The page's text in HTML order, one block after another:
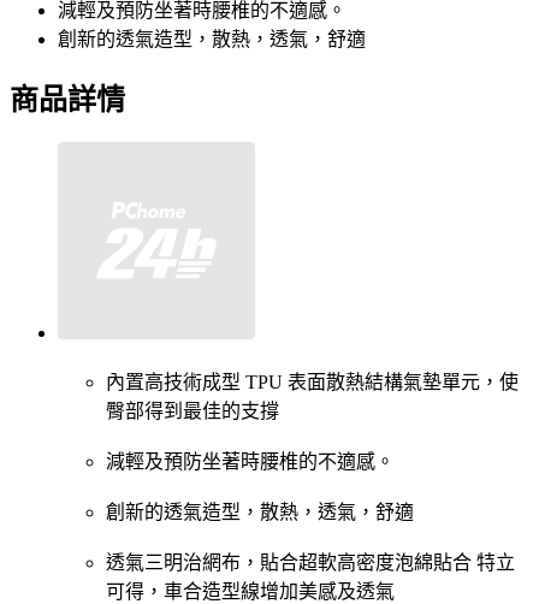
減輕及預防坐著時腰椎的不適感。
創新的透氣造型，散熱，透氣，舒適
商品詳情
內置高技術成型 TPU 表面散熱結構氣墊單元，使
臀部得到最佳的支撐
減輕及預防坐著時腰椎的不適感。
創新的透氣造型，散熱，透氣，舒適
透氣三明治網布，貼合超軟高密度泡綿貼合 特立
可得，車合造型線增加美感及透氣